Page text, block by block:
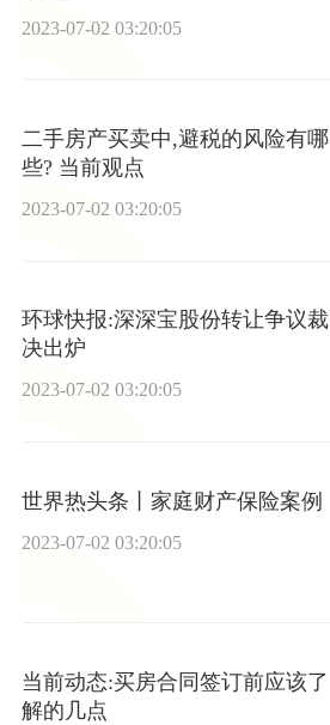
2023-07-02 03:20:05
二手房产买卖中,避税的风险有哪
些? 当前观点
2023-07-02 03:20:05
环球快报:深深宝股份转让争议裁
决出炉
2023-07-02 03:20:05
世界热头条丨家庭财产保险案例
2023-07-02 03:20:05
当前动态:买房合同签订前应该了
解的几点